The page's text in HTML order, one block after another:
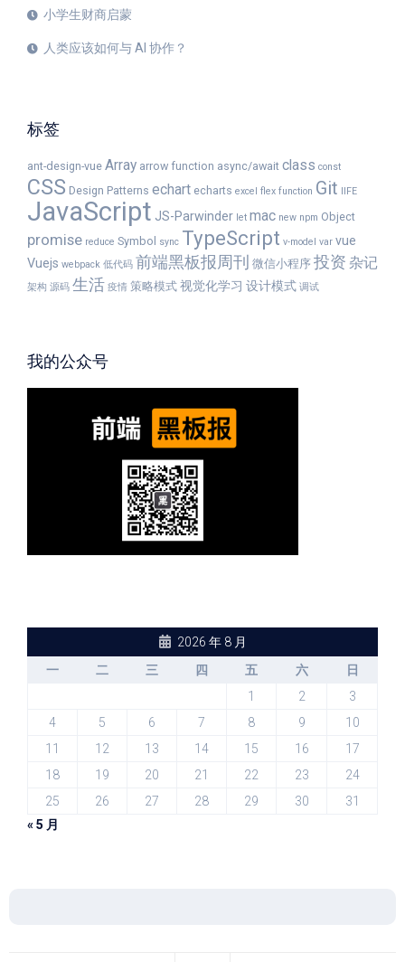
小学生财商启蒙
人类应该如何与 AI 协作？
标签
ant-design-vue Array arrow function async/await class const
CSS Design Patterns echart echarts excel flex function Git IIFE
JavaScript JS-Parwinder let mac new npm Object
promise reduce Symbol sync TypeScript v-model var vue
Vuejs webpack 低代码 前端黑板报周刊 微信小程序 投资 杂记
架构 源码 生活 疫情 策略模式 视觉化学习 设计模式 调试
我的公众号
2026 年 8 月
一
二 三 四 五 六
日
1
2
3
4
5 6 7 8 9
10
11
12 13 14 15 16
17
18
19 20 21 22 23
24
25
26 27 28 29 30
31
« 5 月